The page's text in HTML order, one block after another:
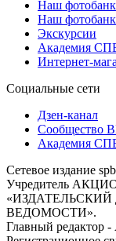
Наш
Наш
Экскурсии
Академия
Интернет-
Социальные сети
Дзен-канал
Сообщество
Академия
Сетевое издание
Учредитель
«ИЗДАТЕЛЬСКИЙ
ВЕДОМОСТИ».
Главный редактор